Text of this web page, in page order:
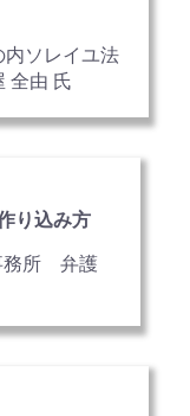
内ソレイユ法
全由 氏
り込み方
務所 弁護